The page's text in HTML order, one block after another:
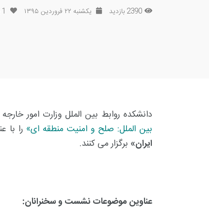
2390 بازدید یکشنبه ۲۲ فروردین ۱۳۹۵ 1
دانشکده روابط بین الملل وزارت امور
بین الملل: صلح و امنیت منطقه ای» را با
ایران» برگزار می کنند.
عناوین موضوعات نشست و سخنرانان: